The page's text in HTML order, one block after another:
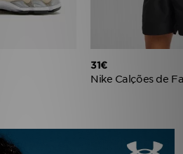
Nike Calções de
31€